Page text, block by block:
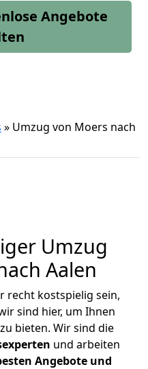
Angebote
» Umzug von Moers nach
Umzug
Aalen
recht kostspielig sein,
sind hier, um Ihnen
zu bieten. Wir sind die
und arbeiten
Angebote und